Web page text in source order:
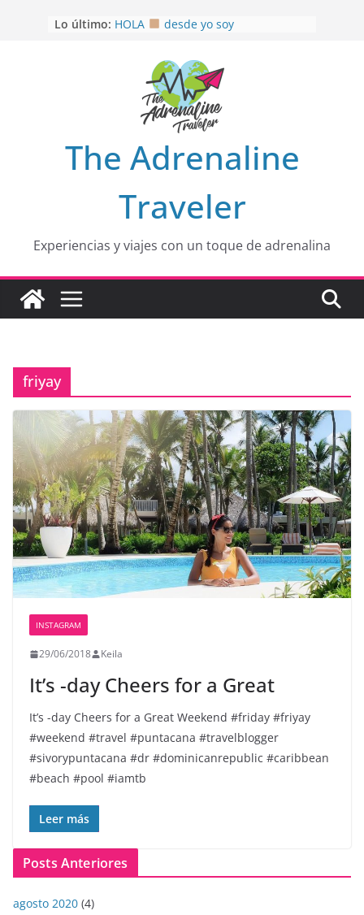
Lo último: HOLA
desde yo soy
EL SENDERO DEL CACAO: Excelente
opción
HOSPEDAJE AL NATURALSHH !!
OTRA PERSPECTIVA de RÍO EL
MULITO!
The Adrenaline
Traveler
Experiencias y viajes con un toque de adrenalina
friyay
INSTAGRAM
29/06/2018 Keila
It’s -day️ Cheers for a Great
It’s -day️ Cheers for a Great Weekend #friday #friyay
#weekend #travel #puntacana #travelblogger
#sivorypuntacana #dr #dominicanrepublic #caribbean
#beach #pool #iamtb
Leer más
Posts Anteriores
agosto 2020 (4)